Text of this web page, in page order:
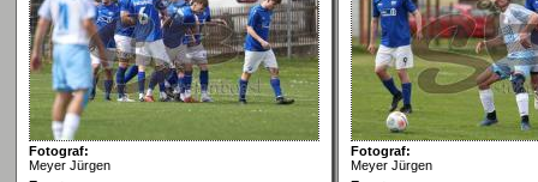
Fotograf:
Meyer Jürgen
Fotograf:
Meyer Jürgen